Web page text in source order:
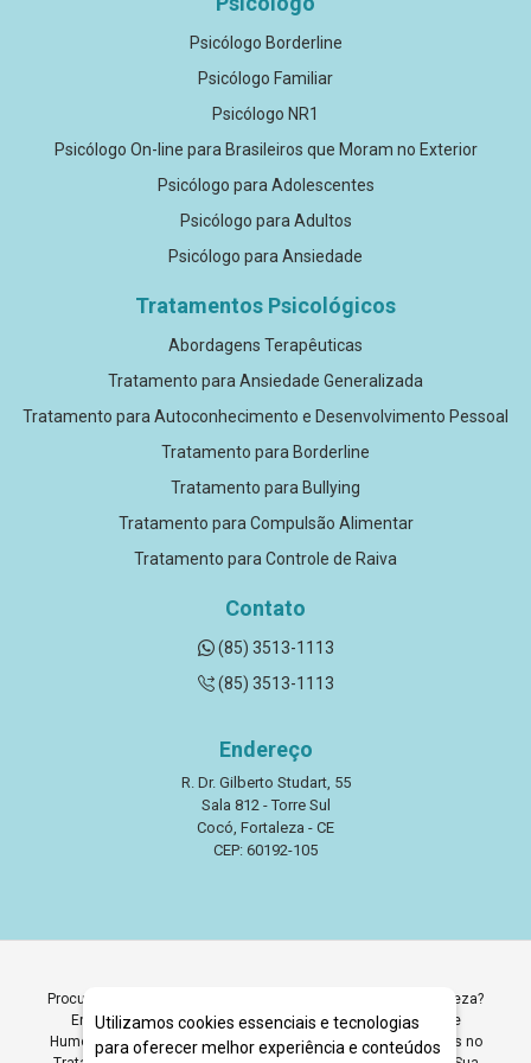
Psicólogo Borderline
Psicólogo Familiar
Psicólogo NR1
Psicólogo On-line para Brasileiros que Moram no Exterior
Psicólogo para Adolescentes
Psicólogo para Adultos
Psicólogo para Ansiedade
Tratamentos Psicológicos
Abordagens Terapêuticas
Tratamento para Ansiedade Generalizada
Tratamento para Autoconhecimento e Desenvolvimento Pessoal
Tratamento para Borderline
Tratamento para Bullying
Tratamento para Compulsão Alimentar
Tratamento para Controle de Raiva
Contato
(85) 3513-1113
(85) 3513-1113
Endereço
R. Dr. Gilberto Studart, 55
Sala 812 - Torre Sul
Cocó, Fortaleza - CE
CEP: 60192-105
Procurando Tratamento para Transtornos de Humor em Fortaleza?
Encontre Aqui Tratamento Psicológico para Transtornos de
Humor em Fortaleza. Clínica Quartzo Psicólogos Especialistas no
Utilizamos cookies essenciais e tecnologias
para oferecer melhor experiência e conteúdos